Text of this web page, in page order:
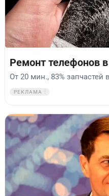
Ремонт телефонов
От 20 мин., 83% запчастей
РЕКЛАМА